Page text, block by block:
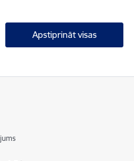
Apstiprināt visas